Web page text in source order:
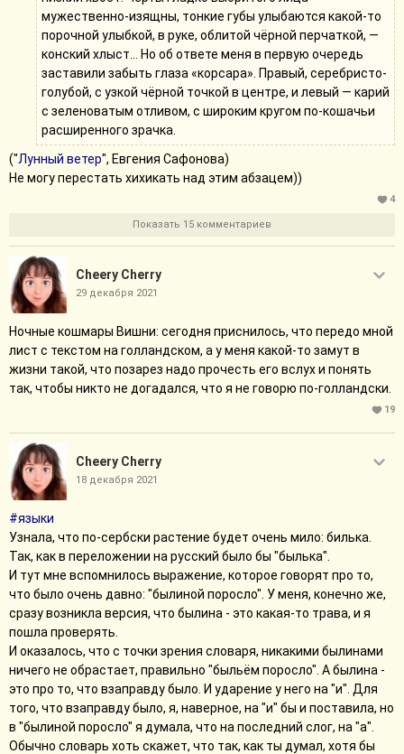
мужественно-изящны, тонкие губы улыбаются какой-то
порочной улыбкой, в руке, облитой чёрной перчаткой, —
конский хлыст… Но об ответе меня в первую очередь
заставили забыть глаза «корсара». Правый, серебристо-
голубой, с узкой чёрной точкой в центре, и левый — карий
с зеленоватым отливом, с широким кругом по-кошачьи
расширенного зрачка.
("Лунный ветер", Евгения Сафонова)
Не могу перестать хихикать над этим абзацем))
4
Показать 15 комментариев
Cheery Cherry
29 декабря 2021
Ночные кошмары Вишни: сегодня приснилось, что передо мной
лист с текстом на голландском, а у меня какой-то замут в
жизни такой, что позарез надо прочесть его вслух и понять
так, чтобы никто не догадался, что я не говорю по-голландски.
19
Cheery Cherry
18 декабря 2021
#языки
Узнала, что по-сербски растение будет очень мило: билька.
Так, как в переложении на русский было бы "былька".
И тут мне вспомнилось выражение, которое говорят про то,
что было очень давно: "былиной поросло". У меня, конечно же,
сразу возникла версия, что былина - это какая-то трава, и я
пошла проверять.
И оказалось, что с точки зрения словаря, никакими былинами
ничего не обрастает, правильно "быльём поросло". А былина -
это про то, что взаправду было. И ударение у него на "и". Для
того, что взаправду было, я, наверное, на "и" бы и поставила, но
в "былиной поросло" я думала, что на последний слог, на "а".
Обычно словарь хоть скажет, что так, как ты думал, хотя бы